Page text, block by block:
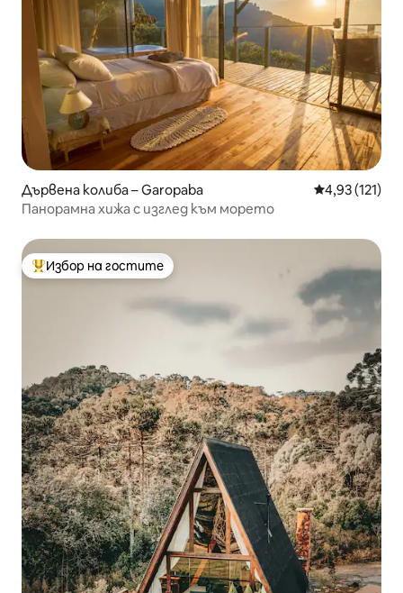
Дървена колиба – Garopaba Средна
4,93 (121)
Панорамна хижа с изглед към морето
Най-популярен избор на гостите
Избор на гостите